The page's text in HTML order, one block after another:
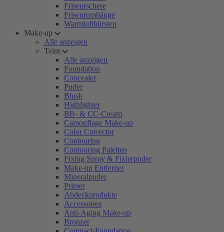
Friseurschere
Friseurumhänge
Warmluftbürsten
Make-up
Alle anzeigen
Teint
Alle anzeigen
Foundation
Concealer
Puder
Blush
Highlighter
BB- & CC-Cream
Camouflage Make-up
Color Corrector
Contouring
Contouring Paletten
Fixing Spray & Fixierpuder
Make-up Entferner
Mineralpuder
Primer
Abdeckprodukte
Accessoires
Anti-Aging Make-up
Bronzer